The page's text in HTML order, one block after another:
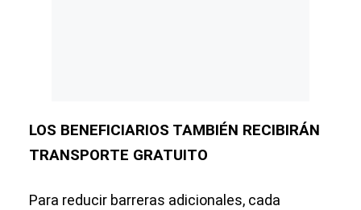
LOS BENEFICIARIOS TAMBIÉN RECIBIRÁN
TRANSPORTE GRATUITO
Para reducir barreras adicionales, cada